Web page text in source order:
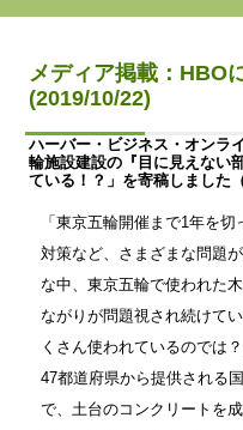
メディア掲載：HBO
(2019/10/22)
ハーバー・ビジネス・オンラ
輪施設建設の『目に見えない
ている！？」を寄稿しました
「東京五輪開催まで1年を
対策など、さまざまな問題
な中、東京五輪で使われた
ながりが問題視され続けて
くさん使われているのでは
47都道府県から提供される
で、土台のコンクリートを